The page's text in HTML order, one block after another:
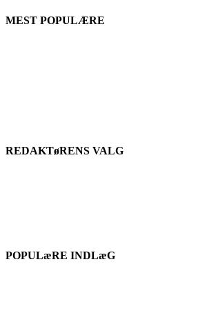
MEST POPULÆRE
REDAKTøRENS VALG
POPULæRE INDLæG